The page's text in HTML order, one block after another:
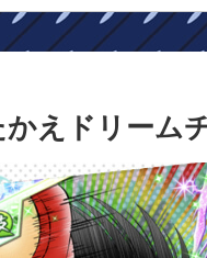
えドリーム